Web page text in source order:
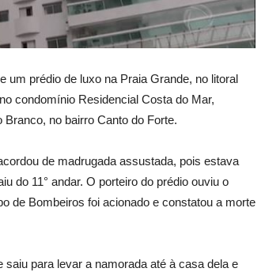
um prédio de luxo na Praia Grande, no litoral
condomínio Residencial Costa do Mar,
no bairro Canto do Forte.
de madrugada assustada, pois estava
do 11° andar. O porteiro do prédio ouviu o
de Bombeiros foi acionado e constatou a morte
para levar a namorada até à casa dela e